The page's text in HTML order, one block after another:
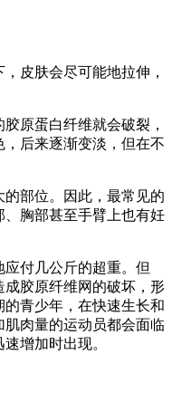
皮肤会尽可能地拉伸，
原蛋白纤维就会破裂，
后来逐渐变淡，但在不
部位。因此，最常见的
胸部甚至手臂上也有妊
付几公斤的超重。但
胶原纤维网的破坏，形
青少年，在快速生长和
肉量的运动员都会面临
增加时出现。